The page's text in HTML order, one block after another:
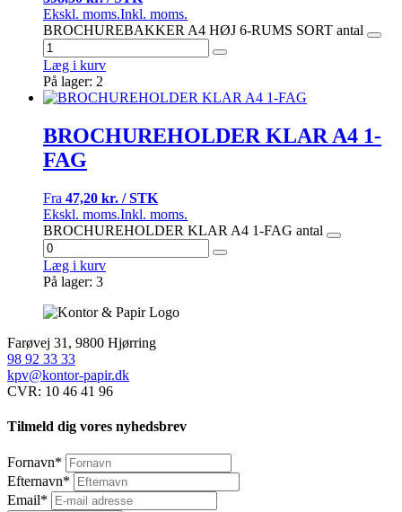
Ekskl. moms.Inkl. moms.
BROCHUREBAKKER A4 HØJ 6-RUMS SORT antal
Læg i kurv
På lager: 2
BROCHUREHOLDER KLAR A4 1-
FAG
Fra 47,20 kr. / STK
Ekskl. moms.Inkl. moms.
BROCHUREHOLDER KLAR A4 1-FAG antal
Læg i kurv
På lager: 3
Farøvej 31, 9800 Hjørring
98 92 33 33
kpv@kontor-papir.dk
CVR: 10 46 41 96
Tilmeld dig vores nyhedsbrev
Fornavn*
Efternavn*
Email*